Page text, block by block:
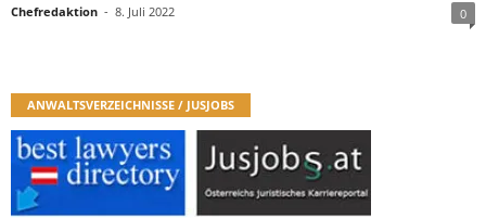
Chefredaktion - 8. Juli 2022 0
ANWALTSVERZEICHNISSE / JUSJOBS